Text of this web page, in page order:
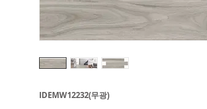
IDEMW12232(무광)